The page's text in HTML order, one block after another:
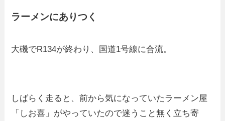
ラーメンにありつく
大磯でR134が終わり、国道1号線に合流。
しばらく走ると、前から気になっていたラーメン屋
「しお喜」がやっていたので迷うこと無く立ち寄